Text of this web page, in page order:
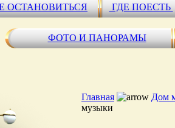
ОСТАНОВИТЬСЯ ГДЕ ПОЕСТЬ
ФОТО И ПАНОРАМЫ
Главная
Дом
музыки